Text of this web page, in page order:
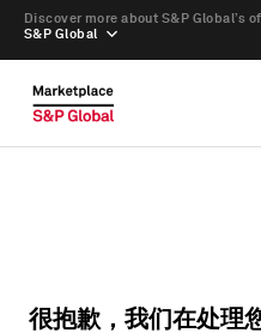
S&P Global
Discover more about S&P Global’s
很抱歉，我们在处理